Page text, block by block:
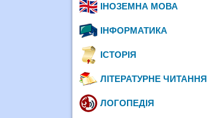
ІНОЗЕМНА МОВА
ІНФОРМАТИКА
ІСТОРІЯ
ЛІТЕРАТУРНЕ ЧИТАННЯ
ЛОГОПЕДІЯ